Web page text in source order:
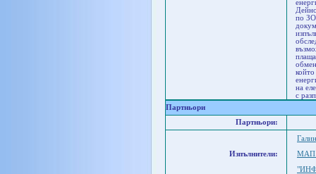
по
на
с
Партньори
Партньори:
Изпълнители:
МАП